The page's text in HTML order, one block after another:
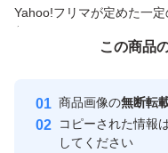
Yahoo!フリマが定めた一
付与しています
安心取引出品者
取引実績
この商品
商品画像の無断転
コピーされた情報
してください
この商品をみている人